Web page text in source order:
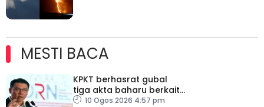
MESTI BACA
KPKT berhasrat gubal
tiga akta baharu berkait
perumahan
10 Ogos 2026 4:57 pm